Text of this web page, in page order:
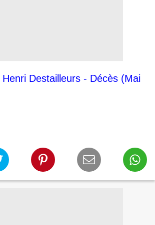
Henri Destailleurs - Décès (Mai